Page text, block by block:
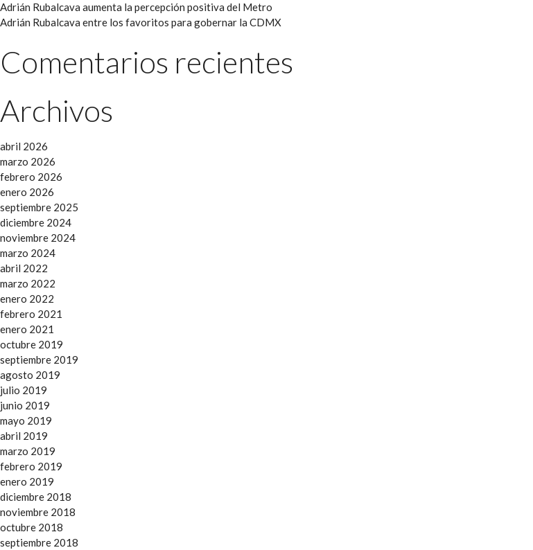
Adrián Rubalcava aumenta la percepción positiva del Metro
Adrián Rubalcava entre los favoritos para gobernar la CDMX
Comentarios recientes
Archivos
abril 2026
marzo 2026
febrero 2026
enero 2026
septiembre 2025
diciembre 2024
noviembre 2024
marzo 2024
abril 2022
marzo 2022
enero 2022
febrero 2021
enero 2021
octubre 2019
septiembre 2019
agosto 2019
julio 2019
junio 2019
mayo 2019
abril 2019
marzo 2019
febrero 2019
enero 2019
diciembre 2018
noviembre 2018
octubre 2018
septiembre 2018